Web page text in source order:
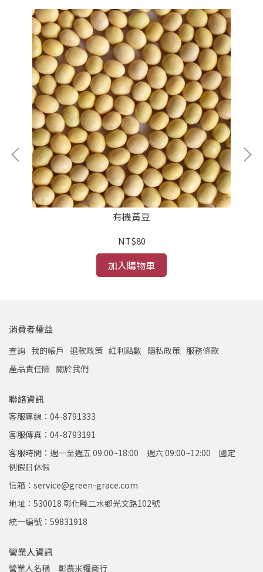
有機黃豆
NT$80
加入購物車
消費者權益
查詢 我的帳戶 退款政策 紅利點數 隱私政策 服務條款
產品責任險 關於我們
聯絡資訊
客服專線：04-8791333
客服傳真：04-8793191
客服時間：週一至週五 09:00~18:00 週六 09:00~12:00 國定
例假日休假
信箱：service@green-grace.com
地址：530018 彰化縣二水鄉光文路102號
統一編號：59831918
營業人資訊
營業人名稱　彰農米糧商行